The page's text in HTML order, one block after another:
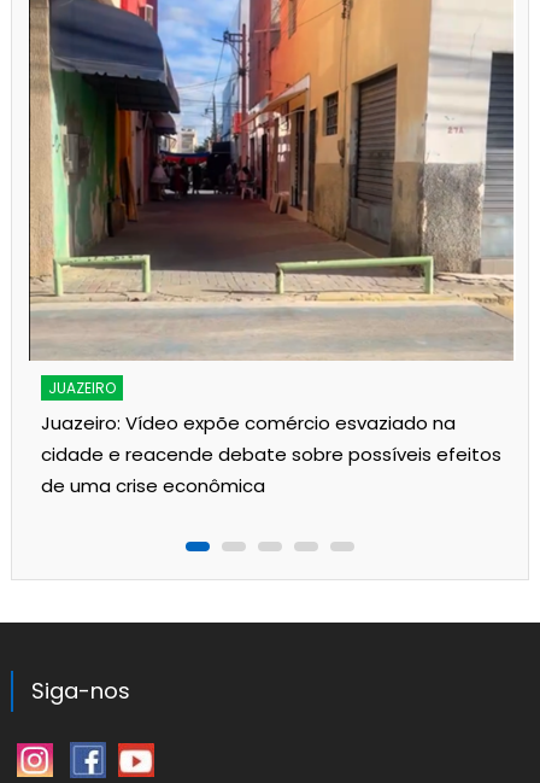
JUAZEIRO
Juazeiro: Vídeo expõe comércio esvaziado na
cidade e reacende debate sobre possíveis efeitos
de uma crise econômica
Siga-nos